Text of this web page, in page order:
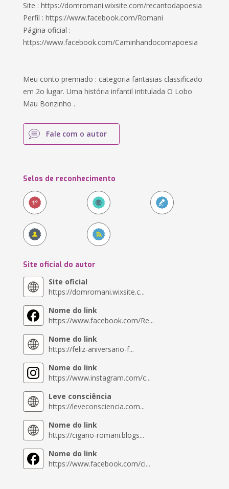
Site : https://domromani.wixsite.com/recantodapoesia
Perfil : https://www.facebook.com/Romani
Página oficial :
https://www.facebook.com/Caminhandocomapoesia
Meu conto premiado : categoria fantasias classificado
em 2o lugar. Uma história infantil intitulada O Lobo
Mau Bonzinho .
Fale com o autor
Selos de reconhecimento
Site oficial do autor
Site oficial
https://domromani.wixsite.c...
Nome do link
https://www.facebook.com/Re...
Nome do link
https://feliz-aniversario-f...
Nome do link
https://www.instagram.com/c...
Leve consciência
https://leveconsciencia.com...
Nome do link
https://cigano-romani.blogs...
Nome do link
https://www.facebook.com/ci...